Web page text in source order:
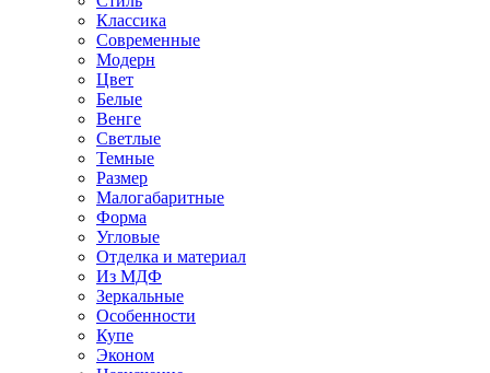
Классика
Современные
Модерн
Цвет
Белые
Венге
Светлые
Темные
Размер
Малогабаритные
Форма
Угловые
Отделка и материал
Из МДФ
Зеркальные
Особенности
Купе
Эконом